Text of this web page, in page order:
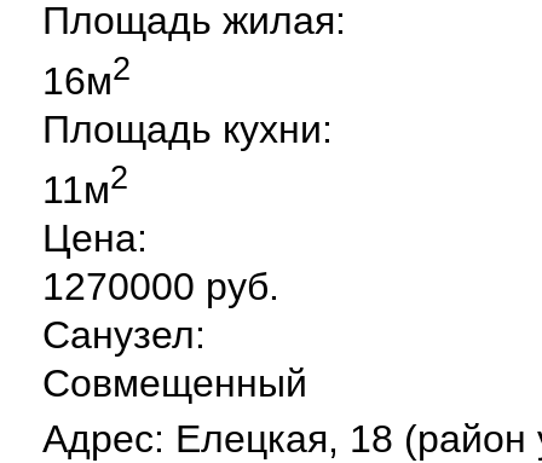
Площадь жилая:
16м2
Площадь кухни:
11м2
Цена:
1270000 руб.
Санузел:
Совмещенный
Адрес: Елецкая, 18